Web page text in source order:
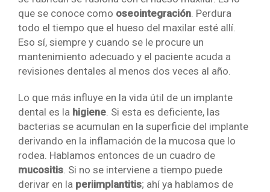
que se conoce como oseointegración. Perdura
todo el tiempo que el hueso del maxilar esté allí.
Eso sí, siempre y cuando se le procure un
mantenimiento adecuado y el paciente acuda a
revisiones dentales al menos dos veces al año.
Lo que más influye en la vida útil de un implante
dental es la higiene. Si esta es deficiente, las
bacterias se acumulan en la superficie del implante
derivando en la inflamación de la mucosa que lo
rodea. Hablamos entonces de un cuadro de
mucositis. Si no se interviene a tiempo puede
derivar en la periimplantitis; ahí ya hablamos de